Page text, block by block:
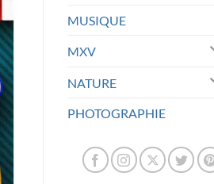
MUSIQUE
MXV
NATURE
PHOTOGRAPHIE